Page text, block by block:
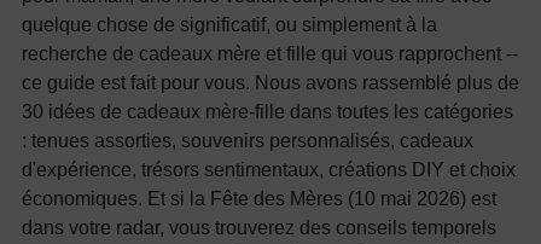
quelque chose de significatif, ou simplement à la
recherche de cadeaux mère et fille qui vous rapprochent --
ce guide est fait pour vous. Nous avons rassemblé plus de
30 idées de cadeaux mère-fille dans toutes les catégories
: tenues assorties, souvenirs personnalisés, cadeaux
d'expérience, trésors sentimentaux, créations DIY et choix
économiques. Et si la Fête des Mères (10 mai 2026) est
dans votre radar, vous trouverez des conseils temporels